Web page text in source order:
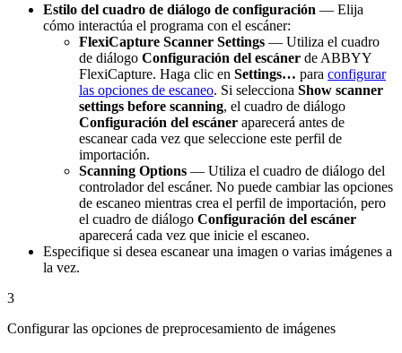
Estilo del cuadro de diálogo de configuración — Elija
cómo interactúa el programa con el escáner:
FlexiCapture Scanner Settings — Utiliza el cuadro
de diálogo Configuración del escáner de ABBYY
FlexiCapture. Haga clic en Settings… para configurar
las opciones de escaneo. Si selecciona Show scanner
settings before scanning, el cuadro de diálogo
Configuración del escáner aparecerá antes de
escanear cada vez que seleccione este perfil de
importación.
Scanning Options — Utiliza el cuadro de diálogo del
controlador del escáner. No puede cambiar las opciones
de escaneo mientras crea el perfil de importación, pero
el cuadro de diálogo Configuración del escáner
aparecerá cada vez que inicie el escaneo.
Especifique si desea escanear una imagen o varias imágenes a
la vez.
3
Configurar las opciones de preprocesamiento de imágenes